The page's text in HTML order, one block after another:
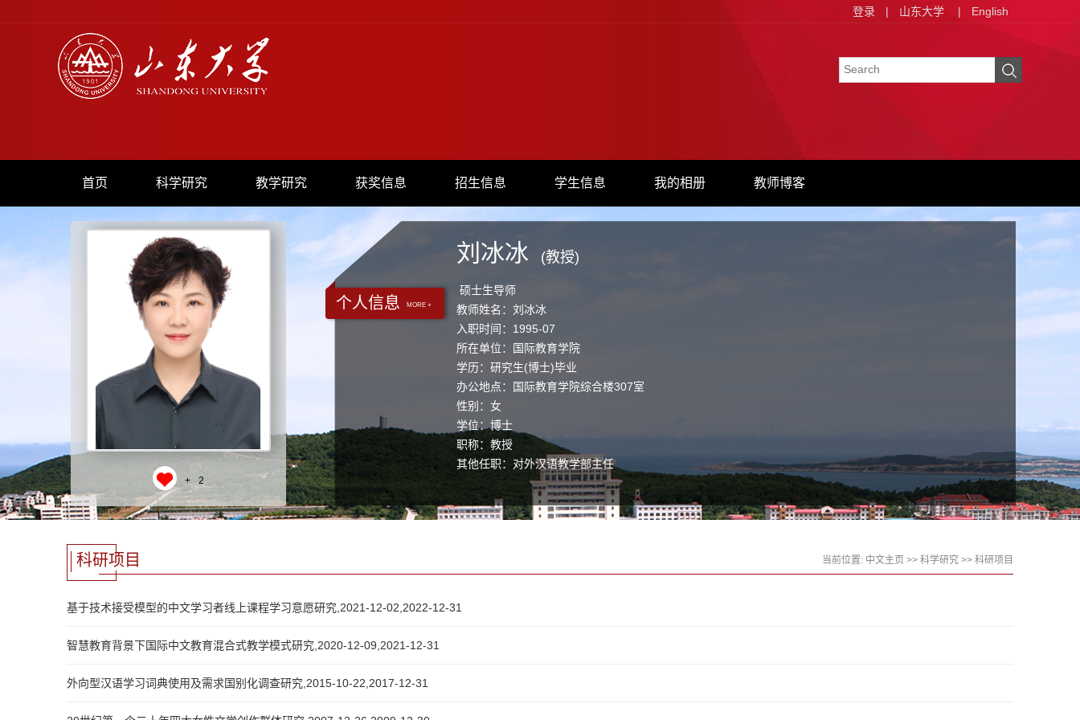
登录 | 山东大学 | English
首页 科学研究 教学研究 获奖信息 招生信息 学生信息 我的相册 教师博客
+ 2
个人信息 MORE +
刘冰冰 (教授)
硕士生导师
教师姓名：刘冰冰
入职时间：1995-07
所在单位：国际教育学院
学历：研究生(博士)毕业
办公地点：国际教育学院综合楼307室
性别：女
学位：博士
职称：教授
其他任职：对外汉语教学部主任
毕业院校：山东大学
科研项目 当前位置: 中文主页 >> 科学研究 >> 科研项目
基于技术接受模型的中文学习者线上课程学习意愿研究,2021-12-02,2022-12-31
智慧教育背景下国际中文教育混合式教学模式研究,2020-12-09,2021-12-31
外向型汉语学习词典使用及需求国别化调查研究,2015-10-22,2017-12-31